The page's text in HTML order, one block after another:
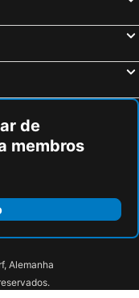
de
membros
Alemanha